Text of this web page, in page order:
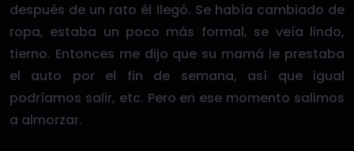
después de un rato él llegó. Se había cambiado de
ropa, estaba un poco más formal, se veía lindo,
tierno. Entonces me dijo que su mamá le prestaba
el auto por el fin de semana, así que igual
podríamos salir, etc. Pero en ese momento salimos
a almorzar.